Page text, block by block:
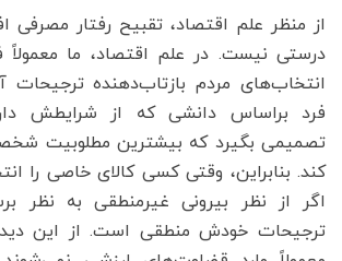
از منظر علم اقتصاد، تقبیح رفتار مصرفی
درستی نیست. در علم اقتصاد، ما
انتخاب‌های مردم بازتاب‌دهنده ترجیحات
فرد براساس دانشی که از شرایطش
تصمیمی بگیرد که بیشترین مطلوبیت
کند. بنابراین، وقتی کسی کالای خاصی را
اگر از نظر بیرونی غیرمنطقی به نظر
ترجیحات خودش منطقی است. از این